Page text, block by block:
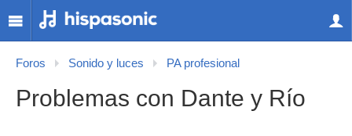
Foros Sonido y luces PA profesional
Problemas con Dante y Río